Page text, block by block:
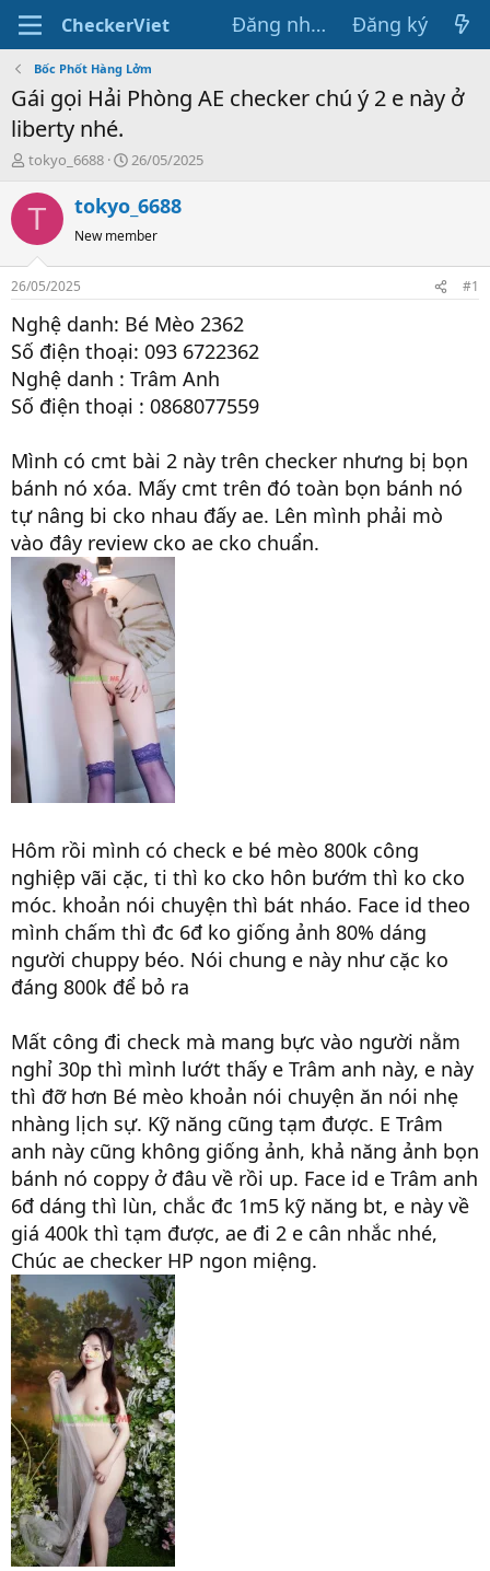
CheckerViet Đăng nhập Đăng ký
Bốc Phốt Hàng Lởm
Gái gọi Hải Phòng AE checker chú ý 2 e này ở
liberty nhé.
T
r
e
d
s
t
a
r
t
e
r
tokyo_6688
N
y
g
26/05/2025
T tokyo_6688
New member
26/05/2025 #1
Nghệ danh: Bé Mèo 2362
Số điện thoại: 093 6722362
Nghệ danh : Trâm Anh
Số điện thoại : 0868077559
Mình có cmt bài 2 này trên checker nhưng bị bọn
bánh nó xóa. Mấy cmt trên đó toàn bọn bánh nó
tự nâng bi cko nhau đấy ae. Lên mình phải mò
vào đây review cko ae cko chuẩn.
Hôm rồi mình có check e bé mèo 800k công
nghiệp vãi cặc, ti thì ko cko hôn bướm thì ko cko
móc. khoản nói chuyện thì bát nháo. Face id theo
mình chấm thì đc 6đ ko giống ảnh 80% dáng
người chuppy béo. Nói chung e này như cặc ko
đáng 800k để bỏ ra
Mất công đi check mà mang bực vào người nằm
nghỉ 30p thì mình lướt thấy e Trâm anh này, e này
thì đỡ hơn Bé mèo khoản nói chuyện ăn nói nhẹ
nhàng lịch sự. Kỹ năng cũng tạm được. E Trâm
anh này cũng không giống ảnh, khả năng ảnh bọn
bánh nó coppy ở đâu về rồi up. Face id e Trâm anh
6đ dáng thì lùn, chắc đc 1m5 kỹ năng bt, e này về
giá 400k thì tạm được, ae đi 2 e cân nhắc nhé,
Chúc ae checker HP ngon miệng.